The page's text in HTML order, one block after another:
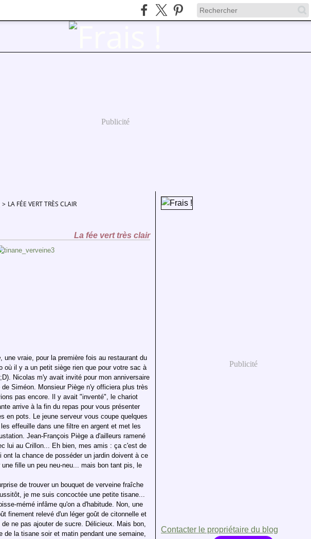
Publicité
> LA FÉE VERT TRÈS CLAIR
La fée vert très clair
, une vraie, pour la première fois au restaurant du
où il y a un petit siège rien que pour votre sac à
Nicolas m'y avait invité pour mon anniversaire
Siméon. Monsieur Piège n'y officiera plus très
pas encore. Il y avait "inventé", le chariot
arrive à la fin du repas pour vous présenter
en pots. Le jeune serveur vous coupe quelques
effeuille dans une filtre en argent et met les
Jean-François Piège a d'ailleurs ramené
lui au Crillon... Eh bien, mes amis : ça c'est de
ont la chance de posséder un jardin doivent à ce
fille un peu neu-neu... mais bon tant pis, le
de trouver un bouquet de verveine fraîche
je me suis concoctée une petite tisane...
mémé infâme qu'on a d'habitude. Non, une
finement relevé d'un léger goût de citonnelle et
ne pas ajouter de sucre. Délicieux. Mais bon,
de la tisane soir et matin pendant une semaine,
Publicité
Contacter le propriétaire du blog